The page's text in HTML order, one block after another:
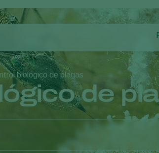
biológico de plagas
de